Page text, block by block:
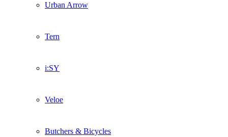
Urban Arrow
Tern
i:SY
Veloe
Butchers & Bicycles